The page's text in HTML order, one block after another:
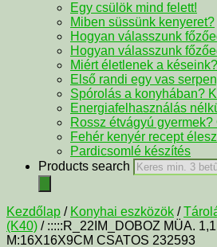
Egy csülök mind felett!
Miben süssünk kenyeret?
Hogyan válasszunk
Hogyan válasszunk
Miért életlenek a késeink?
Első randi egy vas
Spórolás a konyhában?
Energiafelhasználás
Rossz étvágyú
Fehér kenyér recept
Pardicsomlé készítés
Products search
Kezdőlap / Konyhai eszközök /
(K40) / :::::R_22IM_DOBOZ MÜA.
M:16X16X9CM CSATOS 232593